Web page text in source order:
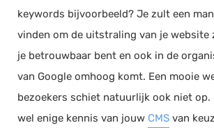
keywords bijvoorbeeld? Je zult een
vinden om de uitstraling van je website
je betrouwbaar bent en ook in de
van Google omhoog komt. Een mooie
bezoekers schiet natuurlijk ook niet op.
wel enige kennis van jouw CMS van